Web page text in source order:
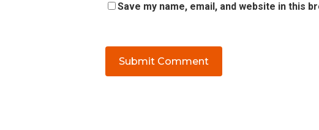
Save my name, email, and website in this